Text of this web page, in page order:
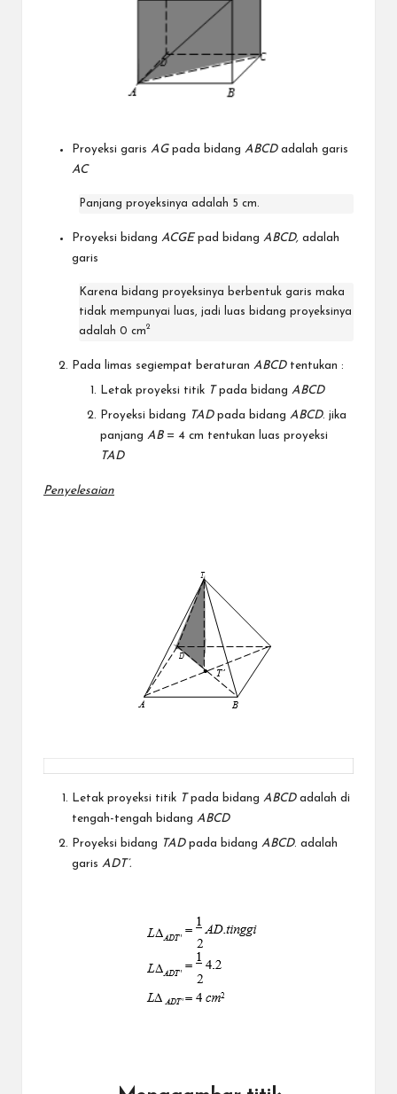
Proyeksi garis AG pada bidang ABCD adalah garis
AC
Panjang proyeksinya adalah 5 cm.
Proyeksi bidang ACGE pad bidang ABCD, adalah
garis
Karena bidang proyeksinya berbentuk garis maka
tidak mempunyai luas, jadi luas bidang proyeksinya
adalah 0 cm2
Pada limas segiempat beraturan ABCD tentukan :
Letak proyeksi titik T pada bidang ABCD
Proyeksi bidang TAD pada bidang ABCD. jika
panjang AB = 4 cm tentukan luas proyeksi
TAD
Penyelesaian
Letak proyeksi titik T pada bidang ABCD adalah di
tengah-tengah bidang ABCD
Proyeksi bidang TAD pada bidang ABCD. adalah
garis ADT’.